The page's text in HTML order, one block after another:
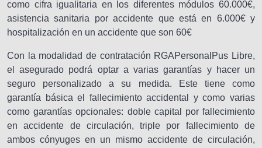
como cifra igualitaria en los diferentes módulos 60.000€,
asistencia sanitaria por accidente que está en 6.000€ y
hospitalización en un accidente que son 60€
Con la modalidad de contratación RGAPersonalPus Libre,
el asegurado podrá optar a varias garantías y hacer un
seguro personalizado a su medida. Este tiene como
garantía básica el fallecimiento accidental y como varias
como garantías opcionales: doble capital por fallecimiento
en accidente de circulación, triple por fallecimiento de
ambos cónyuges en un mismo accidente de circulación,